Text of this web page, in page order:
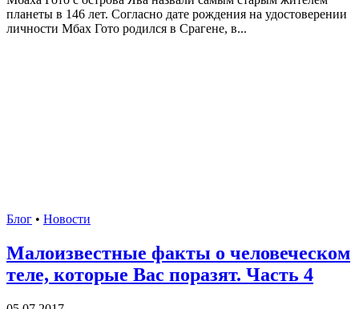
планеты в 146 лет. Согласно дате рождения на удостоверении
личности Мбах Гото родился в Срагене, в...
Блог • Новости
Малоизвестные факты о человеческом
теле, которые Вас поразят. Часть 4